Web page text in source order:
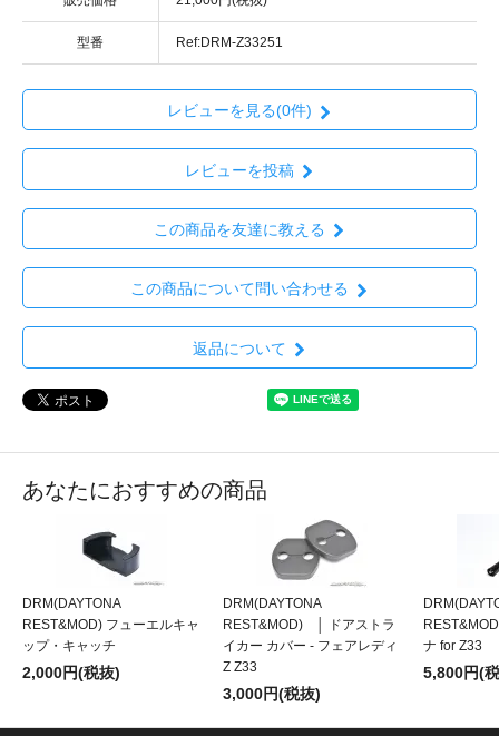
型番 Ref:DRM-Z33251
レビューを見る(0件)
レビューを投稿
この商品を友達に教える
この商品について問い合わせる
返品について
あなたにおすすめの商品
DRM(DAYTONA
REST&MOD) フューエルキャ
ップ・キャッチ
2,000円(税抜)
DRM(DAYTONA
REST&MOD) │ ドアストラ
イカー カバー - フェアレディ
Z Z33
3,000円(税抜)
ナ for Z33
5,800円(